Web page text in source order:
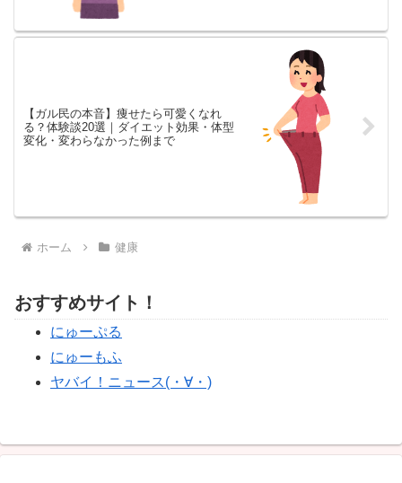
【ガル民の本音】痩せたら可愛くなれ
る？体験談20選｜ダイエット効果・体型
変化・変わらなかった例まで
ホーム 健康
おすすめサイト！
にゅーぷる
にゅーもふ
ヤバイ！ニュース(・∀・)